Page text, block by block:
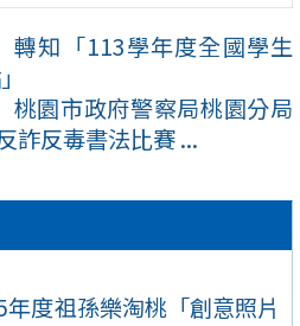
度祖孫樂淘桃「創意照片
轉知「113學年度全國學生
桃園市政府警察局桃園分局
詐反毒書法比賽 ...